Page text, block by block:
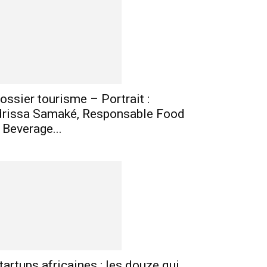
tourisme – Portrait :
Samaké, Responsable Food
Beverage...